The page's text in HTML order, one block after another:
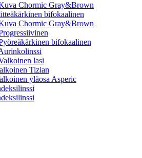
Chormic Gray&Brown
bifokaalinen
Chormic Gray&Brown
bifokaalinen
lasi
Tizian
yläosa Asperic